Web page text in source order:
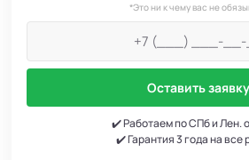
*Это ни к чему вас не
Оставить заявку
✔️ Работаем по СПб и Лен.
✔️ Гарантия 3 года на все